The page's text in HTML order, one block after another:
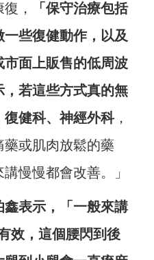
，
「保守治療包括
些復健動作，以及
面上販售的低周波
若這些方式真的無
健科、神經外科，
藥或肌肉放鬆的藥
慢慢都會改善。」
鑫表示，「一般來講
效，這個腰閃到後